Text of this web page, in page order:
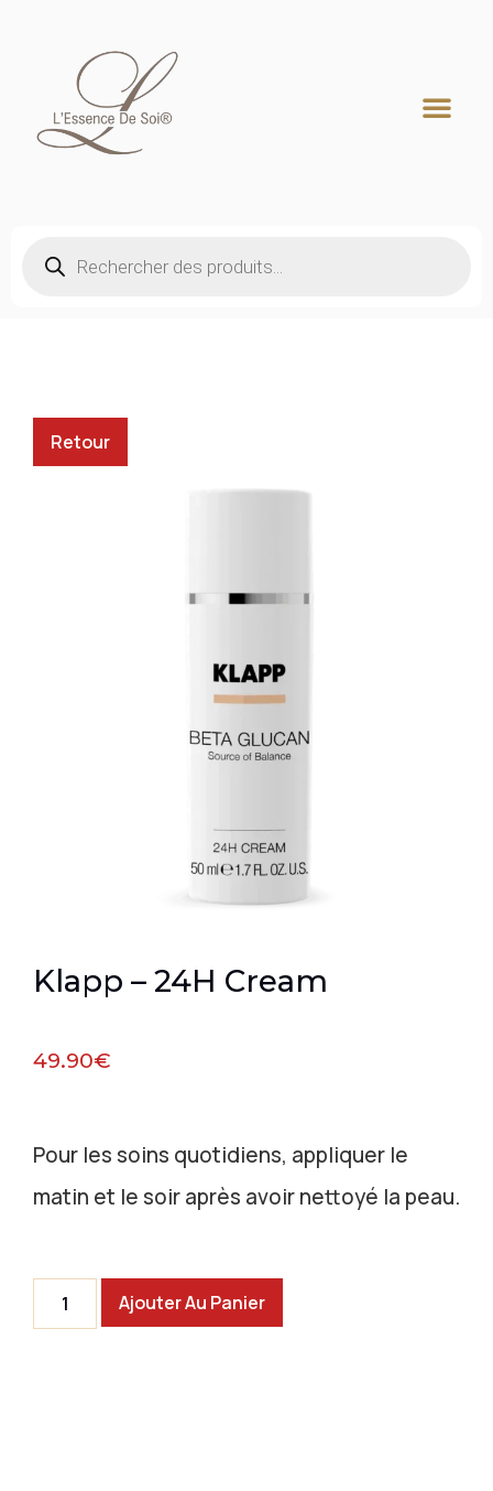
Retour
Klapp – 24H Cream
49.90€
Pour les soins quotidiens, appliquer le
matin et le soir après avoir nettoyé la peau.
Ajouter Au Panier